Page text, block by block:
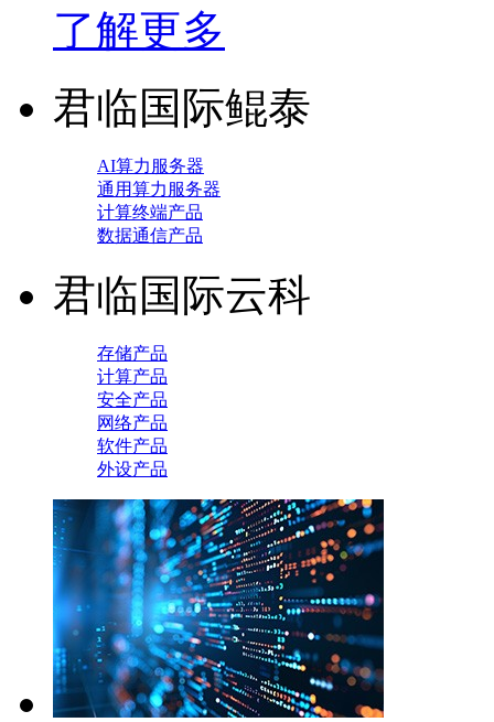
了解更多
君临国际鲲泰
AI算力服务器
通用算力服务器
计算终端产品
数据通信产品
君临国际云科
存储产品
计算产品
安全产品
网络产品
软件产品
外设产品